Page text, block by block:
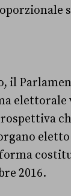
il
elettorale
2016.